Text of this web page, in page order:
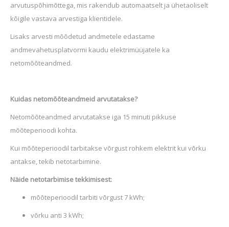
arvutuspõhimõttega, mis rakendub automaatselt ja ühetaoliselt
kõigile vastava arvestiga klientidele.
Lisaks arvesti mõõdetud andmetele edastame
andmevahetusplatvormi kaudu elektrimüüjatele ka
netomõõteandmed.
Kuidas netomõõteandmeid arvutatakse?
Netomõõteandmed arvutatakse iga 15 minuti pikkuse
mõõteperioodi kohta.
Kui mõõteperioodil tarbitakse võrgust rohkem elektrit kui võrku
antakse, tekib netotarbimine.
Näide netotarbimise tekkimisest:
mõõteperioodil tarbiti võrgust 7 kWh;
võrku anti 3 kWh;